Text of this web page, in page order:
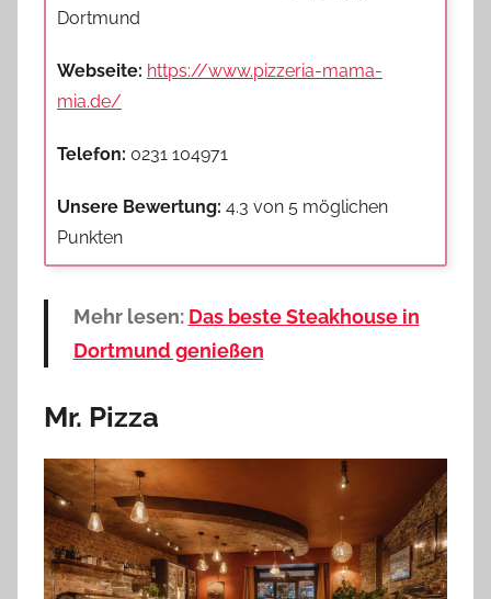
Dortmund
Webseite: https://www.pizzeria-mama-
mia.de/
Telefon: 0231 104971
Unsere Bewertung: 4.3 von 5 möglichen
Punkten
Mehr lesen: Das beste Steakhouse in
Dortmund genießen
Mr. Pizza